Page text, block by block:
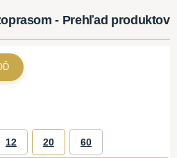
- Prehľad produktov
12 20 60